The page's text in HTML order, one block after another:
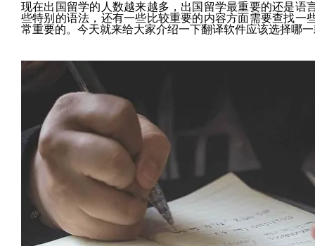
现在出国留学的人数越来越多，出国留学最重要的还是
些特别的语法，还有一些比较重要的内容方面需要查找
常重要的。今天就来给大家介绍一下翻译软件应该选择哪